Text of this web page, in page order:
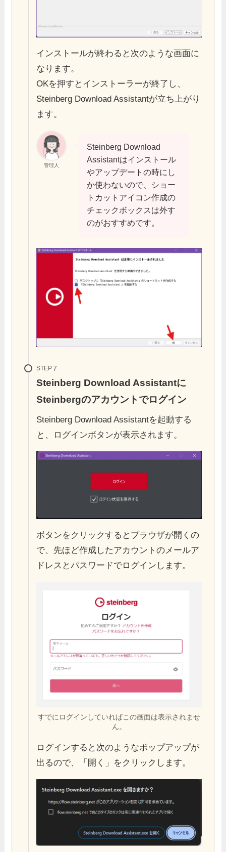
インストールが終わると次のような画面に
なります。
OKを押すとインストーラーが終了し、
Steinberg Download Assistantが立ち上がり
ます。
管理人
Steinberg Download
Assistantはインストール
やアップデートの時にし
か使わないので、ショー
トカットアイコン作成の
チェックボックスは外す
のがおすすめです。
STEP
Steinberg Download Assistantに
Steinbergのアカウントでログイン
Steinberg Download Assistantを起動する
と、ログインボタンが表示されます。
ボタンをクリックするとブラウザが開くの
で、先ほど作成したアカウントのメールア
ドレスとパスワードでログインします。
すでにログインしていればこの画面は表示されませ
ん。
ログインすると次のようなポップアップが
出るので、「開く」をクリックします。